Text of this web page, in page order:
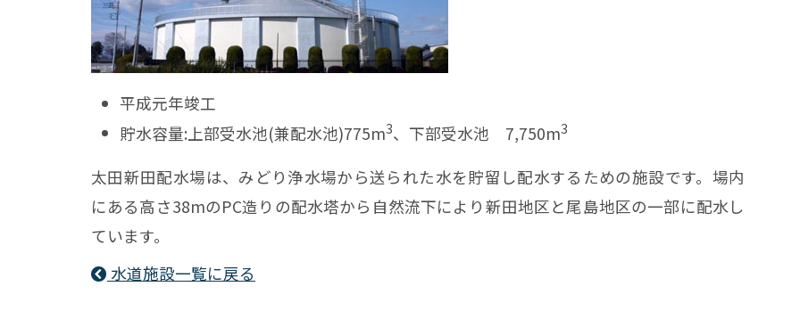
平成元年竣工
貯水容量:上部受水池(兼配水池)775m3、下部受水池 7,750m3
太田新田配水場は、みどり浄水場から送られた水を貯留し配水するための施設です。場内
にある高さ38mのPC造りの配水塔から自然流下により新田地区と尾島地区の一部に配水し
ています。
水道施設一覧に戻る